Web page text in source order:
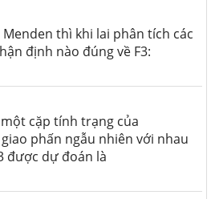
thì khi lai phân tích các
định nào đúng về F3:
cặp tính trạng của
phấn ngẫu nhiên với nhau
được dự đoán là